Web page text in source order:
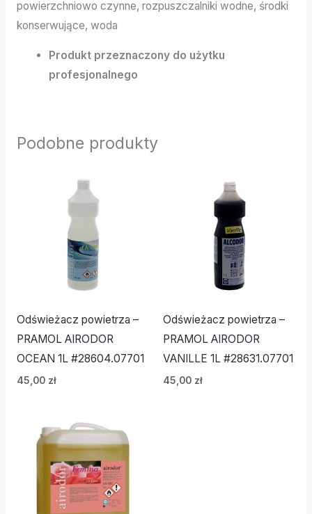
powierzchniowo czynne, rozpuszczalniki wodne, środki
konserwujące, woda
Produkt przeznaczony do użytku
profesjonalnego
Podobne produkty
Odświeżacz powietrza –
PRAMOL AIRODOR
OCEAN 1L #28604.07701
45,00 zł
Odświeżacz powietrza –
PRAMOL AIRODOR
VANILLE 1L #28631.07701
45,00 zł